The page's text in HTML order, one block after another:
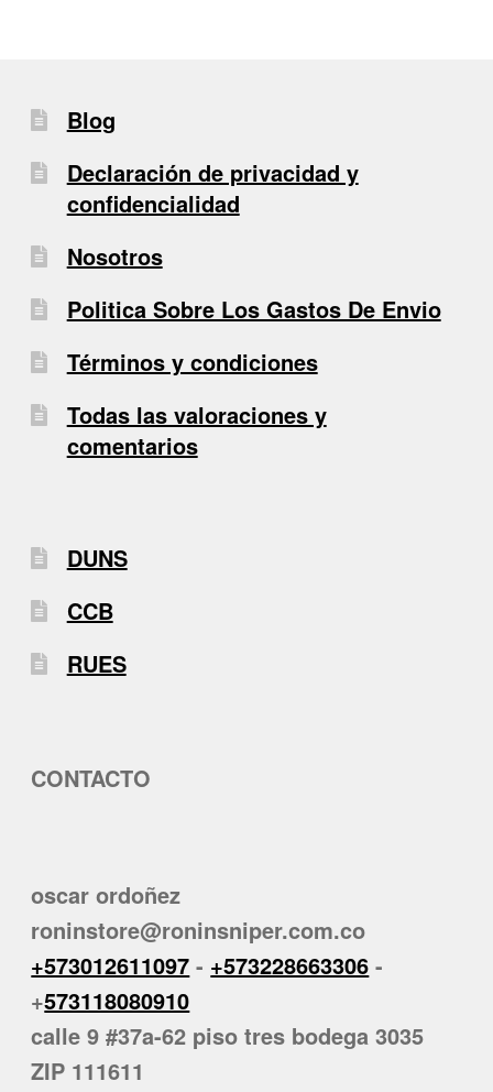
Blog
Declaración de privacidad y
confidencialidad
Nosotros
Politica Sobre Los Gastos De Envio
Términos y condiciones
Todas las valoraciones y
comentarios
DUNS
CCB
RUES
CONTACTO
oscar ordoñez
roninstore@roninsniper.com.co
+573012611097 - +573228663306 -
+573118080910
calle 9 #37a-62 piso tres bodega 3035
ZIP 111611